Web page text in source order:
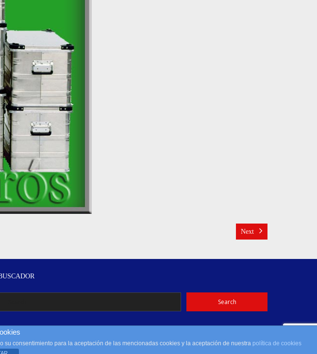
Next
2015 by Escaleras Arós, S.L.
consentimiento para la aceptación de las mencionadas cookies y la aceptación de nuestra política de cookies